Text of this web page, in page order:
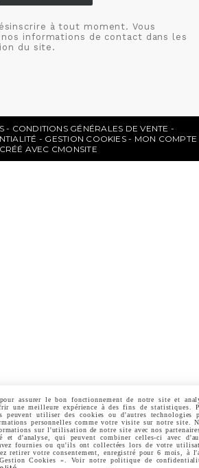
à tout moment. Vous
informations de contact dans les
du site.
CONDITIONS GÉNÉRALES DE VENTE
GESTION COOKIES
MON COMPTE
CRÉÉ AVEC CMONSITE
assurer le bon fonctionnement de notre site et
une meilleure expérience à des fins de statistiques.
peuvent utiliser des cookies ou d'autres technologies
personnelles comme votre visite sur notre site.
sur l'utilisation de notre site avec nos
et d'analyse, qui peuvent combiner celles-ci avec
fournies ou qu'ils ont collectées lors de votre
retirer votre consentement, enregistré pour 6 mois, à
Cookies ». Voir notre politique de